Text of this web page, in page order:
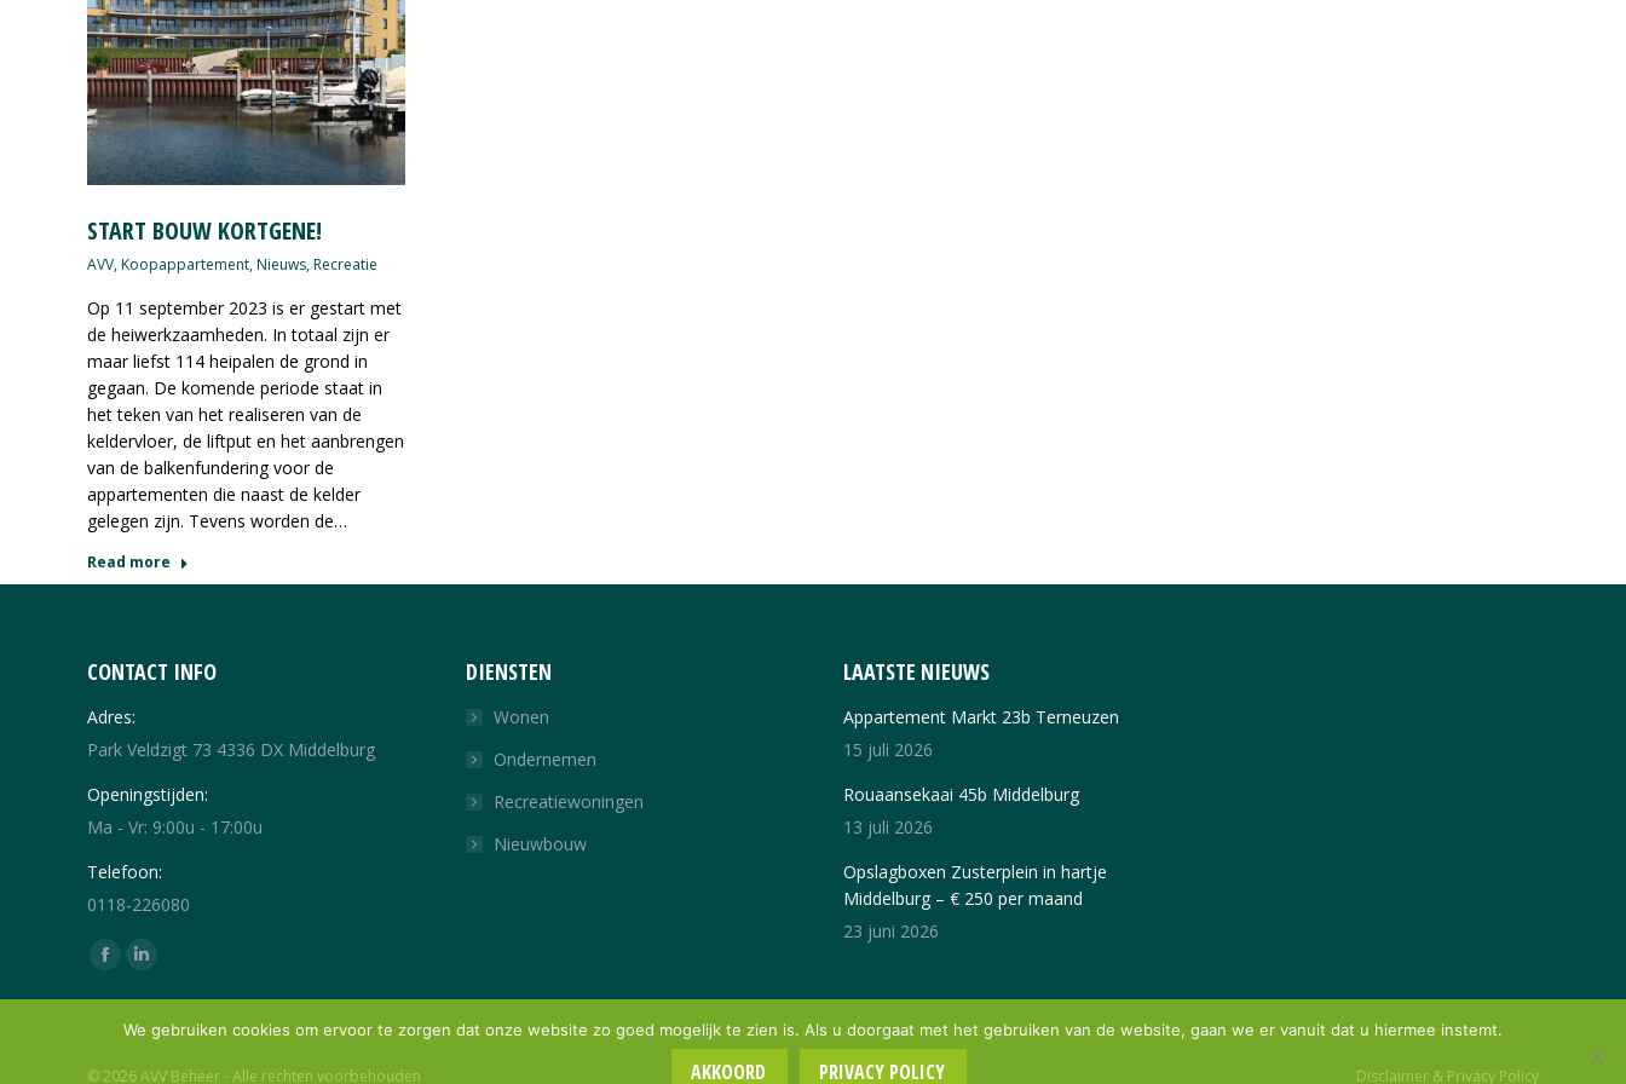
START BOUW KORTGENE!
AVV,Koopappartement,Nieuws,Recreatie
Op 11 september 2023 is er gestart met
de heiwerkzaamheden. In totaal zijn er
maar liefst 114 heipalen de grond in
gegaan. De komende periode staat in
het teken van het realiseren van de
keldervloer, de liftput en het aanbrengen
van de balkenfundering voor de
appartementen die naast de kelder
gelegen zijn. Tevens worden de…
Read more
CONTACT INFO
Adres:
Park Veldzigt 73 4336 DX Middelburg
Openingstijden:
Ma - Vr: 9:00u - 17:00u
Telefoon:
0118-226080
Vind ons op:
Facebook
page
opens
Linkedin
page
opens
DIENSTEN
Wonen
Ondernemen
Recreatiewoningen
Nieuwbouw
LAATSTE NIEUWS
Appartement Markt 23b Terneuzen
15 juli 2026
Rouaansekaai 45b Middelburg
13 juli 2026
Opslagboxen Zusterplein in hartje
Middelburg – € 250 per maand
23 juni 2026
© 2026 AVV Beheer - Alle rechten voorbehouden Disclaimer & Privacy Policy
We gebruiken cookies om ervoor te zorgen dat onze website zo goed mogelijk te zien is. Als u doorgaat met het gebruiken van de website, gaan we er vanuit dat u hiermee instemt.
AKKOORD PRIVACY POLICY